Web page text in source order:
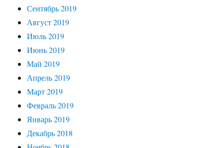
Сентябрь 2019
Август 2019
Июль 2019
Июнь 2019
Май 2019
Апрель 2019
Март 2019
Февраль 2019
Январь 2019
Декабрь 2018